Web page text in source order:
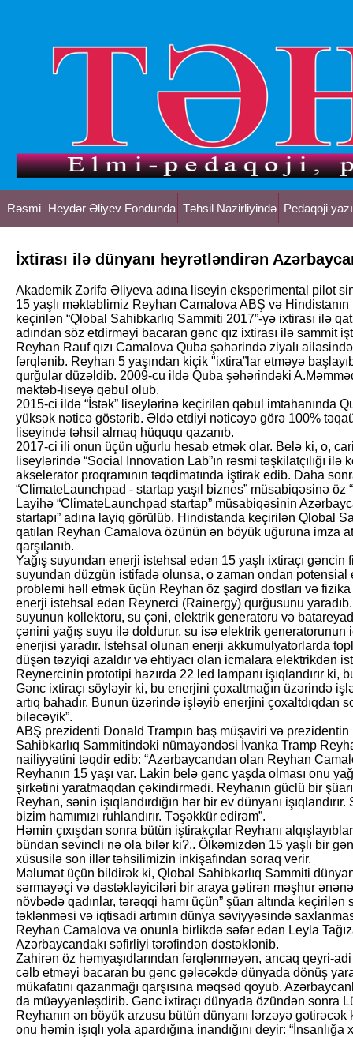
Rəsmi Heydər Əliyev Fondunda Təhsil Nazirliyində Pedaqoji
İxtirası ilə dünyanı heyrətləndirən
Akademik Zərifə Əliyeva adına liseyin eksperimental pilot
15 yaşlı məktəblimiz Reyhan Camalova ABŞ və Hindistanın
keçirilən “Qlobal Sahibkarlıq Sammiti 2017”-yə ixtirası ilə
adından söz etdirməyi bacaran gənc qız ixtirası ilə sammit
Reyhan Rauf qızı Camalova Quba şəhərində ziyalı
fərqlənib. Reyhan 5 yaşından kiçik "ixtira”lar etməyə
qurğular düzəldib. 2009-cu ildə Quba şəhərindəki
məktəb-liseyə qəbul olub.
2015-ci ildə “İstək” liseylərinə keçirilən qəbul imtahanında
yüksək nəticə göstərib. Əldə etdiyi nəticəyə görə 100%
liseyində təhsil almaq hüququ qazanıb.
2017-ci ili onun üçün uğurlu hesab etmək olar. Belə ki, o,
liseylərində “Social Innovation Lab”ın rəsmi təşkilatçılı­ğı
aksele­rator proqramının təq­dima­tında iştirak edib. Daha
“ClimateLaunchpad - startap yaşıl biznes” müsabiqəsinə öz
Layihə “ClimateLaunchpad startap” müsabiqəsinin
startapı” adına layiq görülüb. Hindis­tanda keçirilən Qlobal
qatılan Reyhan Camalova özünün ən böyük uğuruna imza
qarşılanıb.
Yağış suyundan enerji istehsal edən 15 yaşlı ixtiraçı
suyundan düzgün istifadə olunsa, o zaman ondan potensial
problemi həll etmək üçün Reyhan öz şagird dostları və
enerji istehsal edən Reynerci (Rainergy) qurğusunu
suyunun kollektoru, su çəni, elektrik generatoru və
çənini yağış suyu ilə doldurur, su isə elektrik
enerjisi yaradır. İstehsal olunan enerji akkumulyatorlarda
düşən təzyiqi azaldır və ehtiyacı olan icmalara elektrikdən
Reynercinin prototipi hazırda 22 led lampanı işıqlandırır ki,
Gənc ixtiraçı söyləyir ki, bu enerjini çoxaltmağın üzərində
artıq bahadır. Bunun üzərində işləyib enerjini çoxaltdıqdan
biləcəyik”.
ABŞ prezidenti Donald Trampın baş müşaviri və
Sahibkarlıq Sammitindəki nümayəndəsi İvanka Tramp
nailiyyətini təqdir edib: “Azərbaycandan olan Reyhan
Reyhanın 15 yaşı var. Lakin belə gənc yaşda olması onu
şirkətini yaratmaqdan çəkindirmədi. Reyhanın güclü bir şüarı
Reyhan, sənin işıqlandırdığın hər bir ev dünyanı
bizim hamımızı ruhlandırır. Təşəkkür edirəm”.
Həmin çıxışdan sonra bütün iştirakçılar Reyhanı
bündan sevincli nə ola bilər ki?.. Ölkəmizdən 15 yaşlı bir
xüsusilə son illər təhsilimizin inkişafından soraq verir.
Məlumat üçün bildirək ki, Qlobal Sahibkarlıq Sammiti
sərmayəçi və dəstəkləyiciləri bir araya gətirən məşhur
növbədə qadınlar, tərəqqi hamı üçün” şüarı altında
təklənməsi və iqtisadi artımın dünya səviy­yəsində
Reyhan Camalova və onunla birlikdə səfər edən Leyla
Azərbaycandakı səfirliyi tərəfindən dəstəklənib.
Zahirən öz həmyaşıdlarından fərqlənməyən, ancaq qeyri-
cəlb etməyi bacaran bu gənc gələcəkdə dünyada dönüş
mükafatını qazanmağı qarşısına məqsəd qoyub.
da müəyyənləşdirib. Gənc ixtiraçı dünyada özündən sonra
Reyhanın ən böyük arzusu bütün dünyanı lərzəyə gətirəcək
onu həmin işıqlı yola apardığına inandığını deyir: